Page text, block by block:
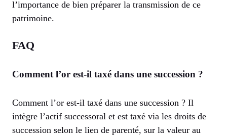
l’importance de bien préparer la transmission de ce
patrimoine.
FAQ
Comment l’or est-il taxé dans une succession ?
Comment l’or est-il taxé dans une succession ? Il
intègre l’actif successoral et est taxé via les droits de
succession selon le lien de parenté, sur la valeur au